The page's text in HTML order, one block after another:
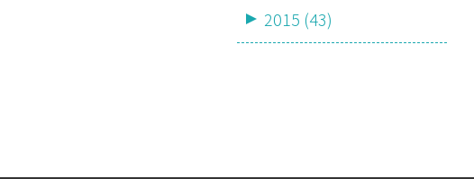
2015 (43)